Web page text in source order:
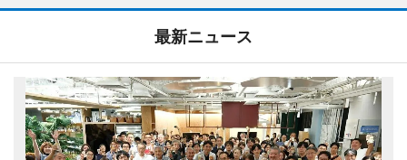
最新ニュース